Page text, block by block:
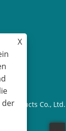
Products Co., Ltd.
X
der